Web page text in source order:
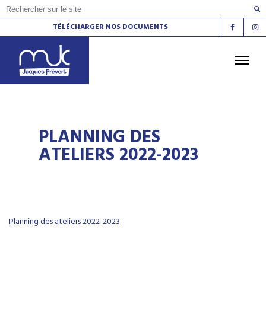
TÉLÉCHARGER NOS DOCUMENTS
LES ESPACES DE VIE SOCIALE LE CINÉMA
PLANNING DES
ATELIERS 2022-2023
Planning des ateliers 2022-2023